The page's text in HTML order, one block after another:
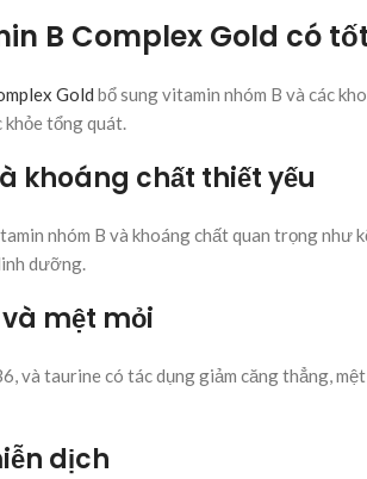
B Complex Gold có
Gold bổ sung vitamin nhóm B và các
tổng quát.
khoáng chất thiết yếu
nhóm B và khoáng chất quan trọng như
dưỡng.
mệt mỏi
và taurine có tác dụng giảm căng thẳng,
dịch